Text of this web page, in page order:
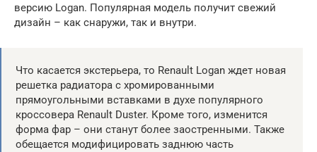
версию Logan. Популярная модель получит свежий
дизайн – как снаружи, так и внутри.
Что касается экстерьера, то Renault Logan ждет новая
решетка радиатора с хромированными
прямоугольными вставками в духе популярного
кроссовера Renault Duster. Кроме того, изменится
форма фар – они станут более заостренными. Также
обещается модифицировать заднюю часть